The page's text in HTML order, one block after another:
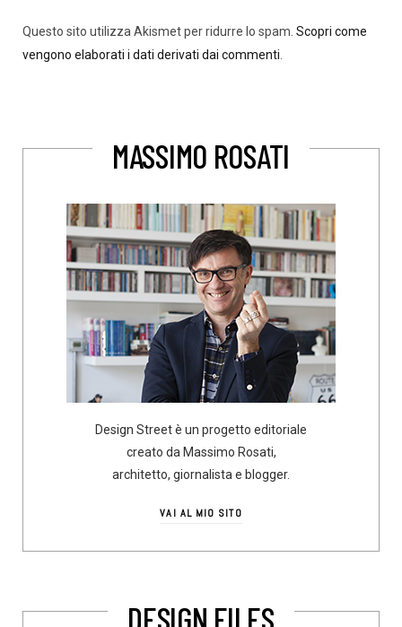
Questo sito utilizza Akismet per ridurre lo spam. Scopri come
vengono elaborati i dati derivati dai commenti.
MASSIMO ROSATI
Design Street è un progetto editoriale
creato da Massimo Rosati,
architetto, giornalista e blogger.
VAI AL MIO SITO
DESIGN FILES